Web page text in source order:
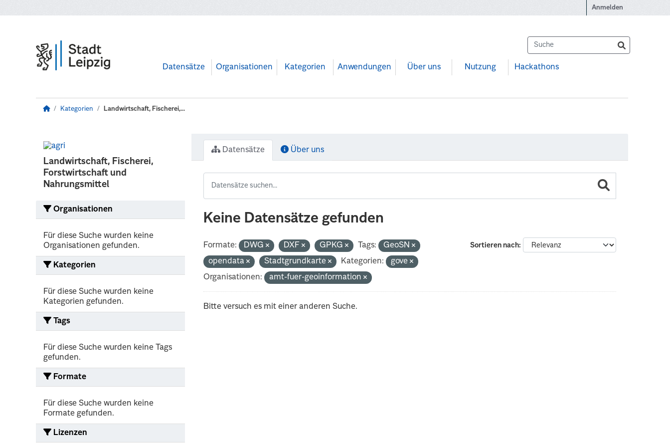
Anmelden
Datensätze Organisationen Kategorien Anwendungen Über uns Nutzung Hackathons
Kategorien Landwirtschaft, Fischerei,...
Landwirtschaft, Fischerei,
Forstwirtschaft und
Nahrungsmittel
Organisationen
Für diese Suche wurden keine
Organisationen gefunden.
Kategorien
Für diese Suche wurden keine
Kategorien gefunden.
Tags
Für diese Suche wurden keine Tags
gefunden.
Formate
Für diese Suche wurden keine
Formate gefunden.
Lizenzen
Datensätze Über uns
Keine Datensätze gefunden
Sortieren nach
Formate: DWG DXF GPKG Tags:
GeoSN
opendata
Stadtgrundkarte Kategorien:
gove
Organisationen:
amt-fuer-geoinformation
Bitte versuch es mit einer anderen Suche.